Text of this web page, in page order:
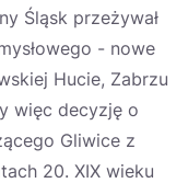
Śląsk przeżywał
- nowe
Hucie, Zabrzu
więc decyzję o
Gliwice z
20. XIX wieku